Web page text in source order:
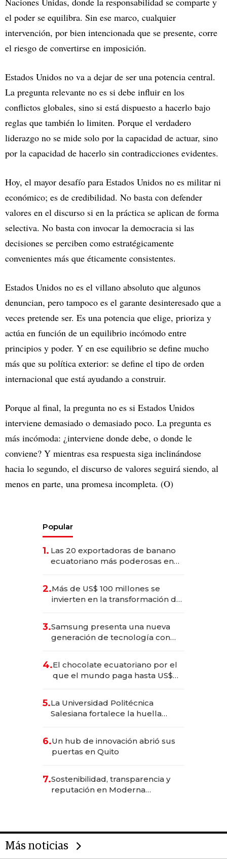
el poder se equilibra. Sin ese marco, cualquier
intervención, por bien intencionada que se presente, corre
el riesgo de convertirse en imposición.
Estados Unidos no va a dejar de ser una potencia central.
La pregunta relevante no es si debe influir en los
conflictos globales, sino si está dispuesto a hacerlo bajo
reglas que también lo limiten. Porque el verdadero
liderazgo no se mide solo por la capacidad de actuar, sino
por la capacidad de hacerlo sin contradicciones evidentes.
Hoy, el mayor desafío para Estados Unidos no es militar ni
económico; es de credibilidad. No basta con defender
valores en el discurso si en la práctica se aplican de forma
selectiva. No basta con invocar la democracia si las
decisiones se perciben como estratégicamente
convenientes más que éticamente consistentes.
Estados Unidos no es el villano absoluto que algunos
denuncian, pero tampoco es el garante desinteresado que a
veces pretende ser. Es una potencia que elige, prioriza y
actúa en función de un equilibrio incómodo entre
principios y poder. Y en ese equilibrio se define mucho
más que su política exterior: se define el tipo de orden
internacional que está ayudando a construir.
Porque al final, la pregunta no es si Estados Unidos
interviene demasiado o demasiado poco. La pregunta es
más incómoda: ¿interviene donde debe, o donde le
conviene? Y mientras esa respuesta siga inclinándose
hacia lo segundo, el discurso de valores seguirá siendo, al
menos en parte, una promesa incompleta. (O)
Popular
1. Las 20 exportadoras de banano
ecuatoriano más poderosas en
2.Más de US$ 100 millones se
invierten en la transformación de
3.Samsung presenta una nueva
generación de tecnología con
4.El chocolate ecuatoriano por el
que el mundo paga hasta US$
5.La Universidad Politécnica
Salesiana fortalece la huella
6.Un hub de innovación abrió sus
puertas en Quito
7.Sostenibilidad, transparencia y
reputación en Moderna
Más noticias